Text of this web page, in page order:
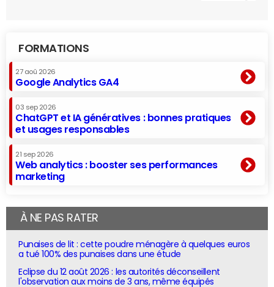
FORMATIONS
27 aoû 2026
Google Analytics GA4
03 sep 2026
ChatGPT et IA génératives : bonnes pratiques
et usages responsables
21 sep 2026
Web analytics : booster ses performances
marketing
À NE PAS RATER
Punaises de lit : cette poudre ménagère à quelques euros
a tué 100% des punaises dans une étude
Eclipse du 12 août 2026 : les autorités déconseillent
l'observation aux moins de 3 ans, même équipés